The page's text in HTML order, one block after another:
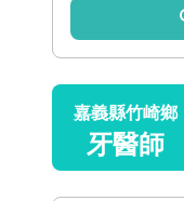
嘉義縣竹崎鄉
牙醫師